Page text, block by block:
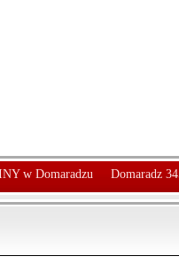
w Domaradzu Domaradz